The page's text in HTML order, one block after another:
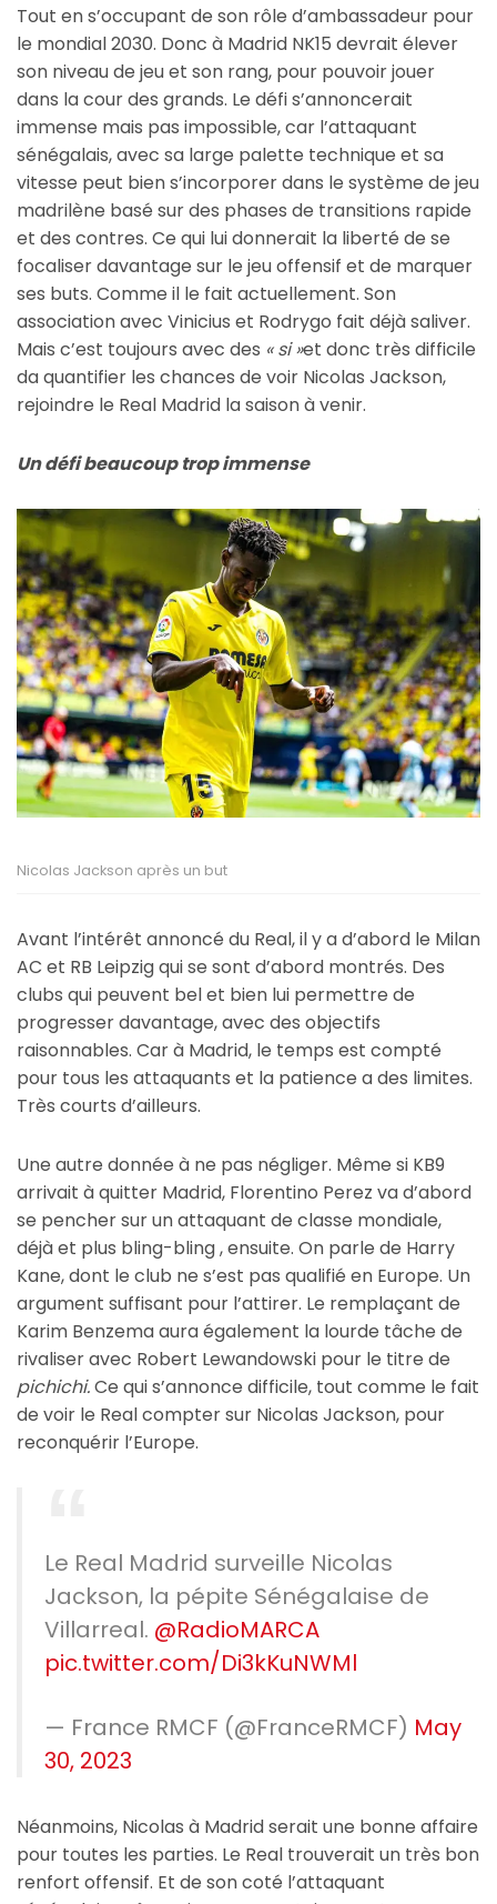
Tout en s’occupant de son rôle d’ambassadeur pour
le mondial 2030. Donc à Madrid NK15 devrait élever
son niveau de jeu et son rang, pour pouvoir jouer
dans la cour des grands. Le défi s’annoncerait
immense mais pas impossible, car l’attaquant
sénégalais, avec sa large palette technique et sa
vitesse peut bien s’incorporer dans le système de jeu
madrilène basé sur des phases de transitions rapide
et des contres. Ce qui lui donnerait la liberté de se
focaliser davantage sur le jeu offensif et de marquer
ses buts. Comme il le fait actuellement. Son
association avec Vinicius et Rodrygo fait déjà saliver.
Mais c’est toujours avec des « si »et donc très difficile
da quantifier les chances de voir Nicolas Jackson,
rejoindre le Real Madrid la saison à venir.
Un défi beaucoup trop immense
Nicolas Jackson après un but
Avant l’intérêt annoncé du Real, il y a d’abord le Milan
AC et RB Leipzig qui se sont d’abord montrés. Des
clubs qui peuvent bel et bien lui permettre de
progresser davantage, avec des objectifs
raisonnables. Car à Madrid, le temps est compté
pour tous les attaquants et la patience a des limites.
Très courts d’ailleurs.
Une autre donnée à ne pas négliger. Même si KB9
arrivait à quitter Madrid, Florentino Perez va d’abord
se pencher sur un attaquant de classe mondiale,
déjà et plus bling-bling , ensuite. On parle de Harry
Kane, dont le club ne s’est pas qualifié en Europe. Un
argument suffisant pour l’attirer. Le remplaçant de
Karim Benzema aura également la lourde tâche de
rivaliser avec Robert Lewandowski pour le titre de
pichichi.Ce qui s’annonce difficile, tout comme le fait
de voir le Real compter sur Nicolas Jackson, pour
reconquérir l’Europe.
Le Real Madrid surveille Nicolas
Jackson, la pépite Sénégalaise de
Villarreal. @RadioMARCA
pic.twitter.com/Di3kKuNWMl
— France RMCF (@FranceRMCF) May
30, 2023
Néanmoins, Nicolas à Madrid serait une bonne affaire
pour toutes les parties. Le Real trouverait un très bon
renfort offensif. Et de son coté l’attaquant